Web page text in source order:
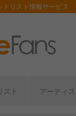
トリスト情報サービス
スト アーティス